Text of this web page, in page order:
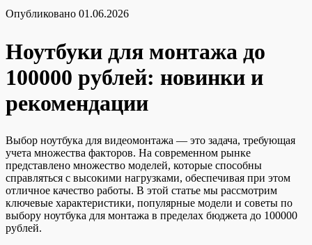
Опубликовано 01.06.2026
Ноутбуки для монтажа до
100000 рублей: новинки и
рекомендации
Выбор ноутбука для видеомонтажа — это задача, требующая
учета множества факторов. На современном рынке
представлено множество моделей, которые способны
справляться с высокими нагрузками, обеспечивая при этом
отличное качество работы. В этой статье мы рассмотрим
ключевые характеристики, популярные модели и советы по
выбору ноутбука для монтажа в пределах бюджета до 100000
рублей.